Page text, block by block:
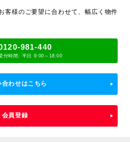
客様のご要望に合わせて、 幅広く物件
981-440
付時間: 平日 9:00～18:00
合わせはこちら
会員登録